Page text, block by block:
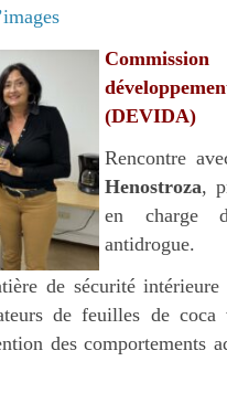
(DEVIDA)
Rencontre
Henostroza,
en charge
antidrogue.
de sécurité
de feuilles de coca
des comportements